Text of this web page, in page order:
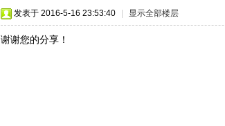
发表于 2016-5-16 23:53:40 显示全部楼层
谢谢您的分享！